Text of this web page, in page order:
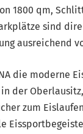
1800 qm,
sind
ausreichend
die moderne
der
zum